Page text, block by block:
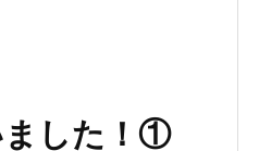
ました！①